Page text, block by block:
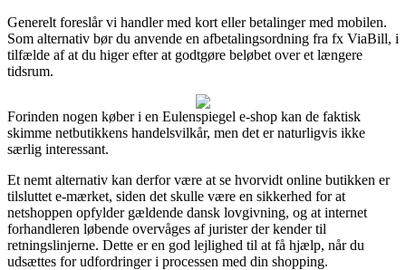
Generelt foreslår vi handler med kort eller betalinger med mobilen.
Som alternativ bør du anvende en afbetalingsordning fra fx ViaBill, i
tilfælde af at du higer efter at godtgøre beløbet over et længere
tidsrum.
Forinden nogen køber i en Eulenspiegel e-shop kan de faktisk
skimme netbutikkens handelsvilkår, men det er naturligvis ikke
særlig interessant.
Et nemt alternativ kan derfor være at se hvorvidt online butikken er
tilsluttet e-mærket, siden det skulle være en sikkerhed for at
netshoppen opfylder gældende dansk lovgivning, og at internet
forhandleren løbende overvåges af jurister der kender til
retningslinjerne. Dette er en god lejlighed til at få hjælp, når du
udsættes for udfordringer i processen med din shopping.